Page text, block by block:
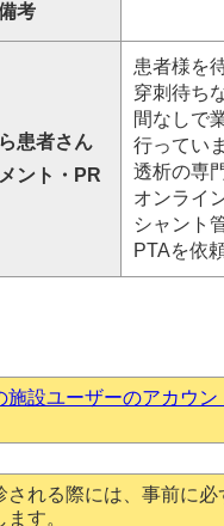
考
患者さん
ント・PR
患者様を
穿刺待ち
間なしで
行ってい
透析の専
オンライ
シャント
PTAを依
施設ユーザーのアカウ
される際には、事前に
ます。